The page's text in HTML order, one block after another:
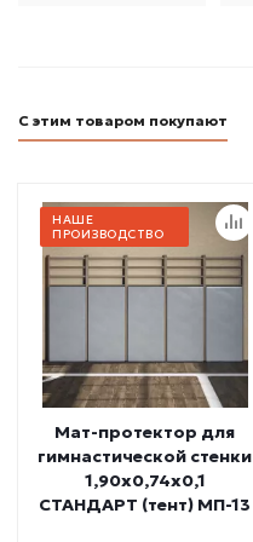
С этим товаром покупают
НАШЕ
ПРОИЗВОДСТВО
Мат-протектор для
гимнастической стенки
1,90х0,74х0,1
СТАНДАРТ (тент) МП-13